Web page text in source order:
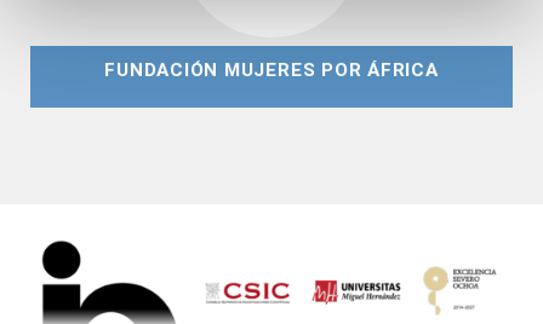
FUNDACIÓN MUJERES POR ÁFRICA